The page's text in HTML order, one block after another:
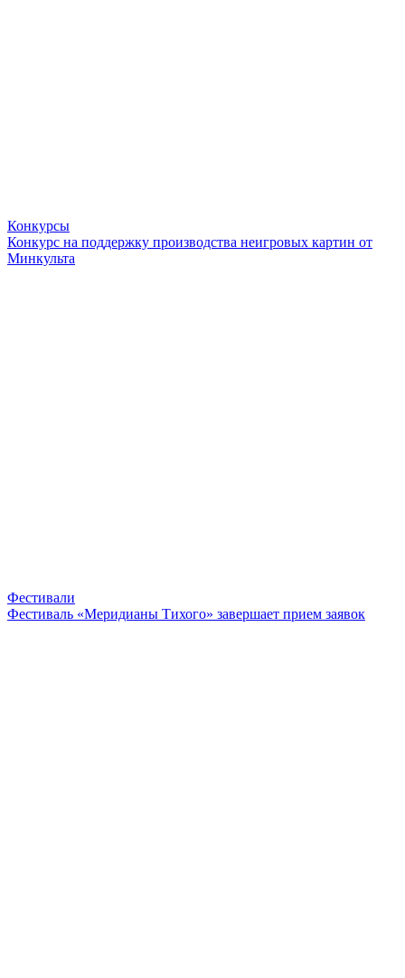
Конкурсы
Конкурс на поддержку производства неигровых картин от
Минкульта
Фестивали
Фестиваль «Меридианы Тихого» завершает прием заявок